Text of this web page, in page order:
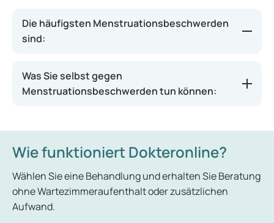
Die häufigsten Menstruationsbeschwerden
sind:
Reizbarkeit, Müdigkeit, schmerzende Brüste, ein
Völlegefühl sowie Gewichtszunahme.
Kopfschmerzen und gelegentlich Übelkeit und
Erbrechen.
Am intensivsten werden
Menstruationsbeschwerden zwischen dem 14. und
18. Lebensjahr wahrgenommen. Eine Möglichkeit
Was Sie selbst gegen
Menstruationsbeschwerden tun können:
Wie funktioniert Dokteronline?
Wählen Sie eine Behandlung und erhalten Sie Beratung
ohne Wartezimmeraufenthalt oder zusätzlichen
Aufwand.